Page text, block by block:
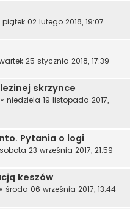
piątek 02 lutego 2018, 19:07
25 stycznia 2018, 17:39
skrzynce
« niedziela 19 listopada 2017,
Pytania o logi
sobota 23 września 2017, 21:59
keszów
« środa 06 września 2017, 13:44